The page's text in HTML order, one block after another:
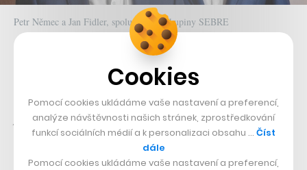
Petr Němec a Jan Fidler, spolumajitelé skupiny SEBRE
Podle něj uživatelé ocení výhody spočívající v
decentralizaci a vynikajícím zabezpečení i průkaznosti
informací uložených na blockchainu.„Tento snadno
použitelný nástroj již využívají tvůrci, kreativci,
agentury, advokáti a výrobní firmy po celém světě,“
dodává Fidler.
Cookies
Pomocí cookies ukládáme vaše nastavení a preferencí,
analýze návštěvnosti našich stránek, zprostředkování
funkcí sociálních médií a k personalizaci obsahu … Číst
dále
Pomocí cookies ukládáme vaše nastavení a preferencí,